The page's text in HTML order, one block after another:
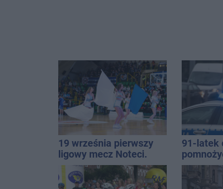
19 września pierwszy
ligowy mecz Noteci.
Znamy cały terminarz
91-latek
ponad